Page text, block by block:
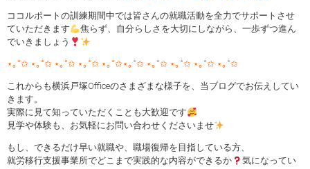
ココルポートの訓練期間中では皆さんの就職活動を全力でサポートさせ
ていただきます
焦らず、自分らしさを大切にしながら、一歩ずつ進ん
でいきましょう
⋆｡˚✩ ⋆｡˚✩ ⋆｡˚✩ ⋆｡˚✩ ⋆｡˚✩⋆｡˚✩ ⋆｡˚✩ ⋆｡˚✩ ⋆｡˚✩ ⋆｡˚✩
これからも横浜戸塚Officeのさまざまな様子を、当ブログでお伝えしてい
きます。
実際に見て知っていただくことも大歓迎です
見学や体験も、お気軽にお問い合わせくださいませ
もし、できるだけ早い就職や、職場復帰を目指している方、
就労移行支援事業所でどこまで実践的な内容ができるか
気になってい